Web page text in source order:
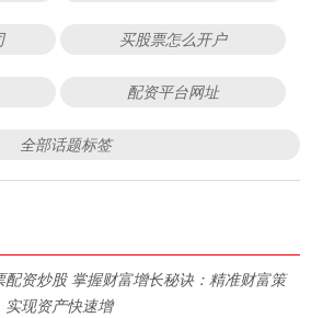
买股票怎么开户
配资平台网址
全部话题标签
配资炒股 掌握财富增长秘诀：精准财富策
实现资产快速增